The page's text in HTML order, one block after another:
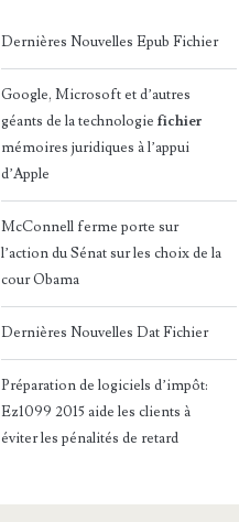
Dernières Nouvelles Epub Fichier
Google, Microsoft et d’autres
géants de la technologiefichier
mémoires juridiques à l’appui
d’Apple
McConnell ferme porte sur
l’action du Sénat sur les choix de la
cour Obama
Dernières Nouvelles Dat Fichier
Préparation de logiciels d’impôt:
Ez1099 2015 aide les clients à
éviter les pénalités de retard